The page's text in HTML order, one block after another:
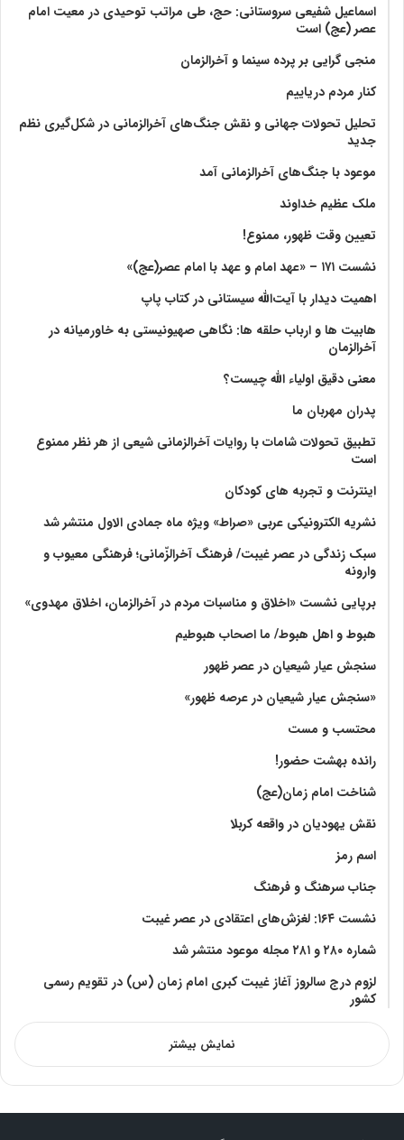
اسماعیل شفیعی سروستانی: حج، طی مراتب توحیدی در معیت امام
عصر (عج) است
منجی گرایی بر پرده سینما و آخرالزمان
کنار مردم دریاییم
تحلیل تحولات جهانی و نقش جنگ‌های آخرالزمانی در شکل‌گیری نظم
جدید
موعود با جنگ‌های آخرالزمانی آمد
ملک عظیم خداوند
تعیین وقت ظهور، ممنوع!
نشست ۱۷۱ – «عهد امام و عهد با امام عصر(عج)»
اهمیت دیدار با آیت‌الله سیستانی در کتاب پاپ
هابیت ها و ارباب حلقه ها: نگاهی صهیونیستی به خاورمیانه در
آخرالزمان
معنی دقیق اولیاء الله چیست؟
پدران مهربان ما
تطبیق تحولات شامات با روایات آخرالزمانی شیعی از هر نظر ممنوع
است
اینترنت و تجربه های کودکان
نشریه الکترونیکی عربی «صراط» ویژه ماه جمادی الاول منتشر شد
سبک زندگی در عصر غیبت/ فرهنگ آخرالزّمانی؛ فرهنگی معیوب و
وارونه
برپایی نشست «اخلاق و مناسبات مردم در آخرالزمان، اخلاق مهدوی»
هبوط و اهل هبوط/ ما اصحاب هبوطیم
سنجش عیار شیعیان در عصر ظهور
«سنجش عیار شیعیان در عرصه ظهور»
محتسب و مست
رانده بهشت‌ حضور!
شناخت امام زمان(عج)
نقش یهودیان در واقعه کربلا
اسم رمز
جناب سرهنگ و فرهنگ
نشست ۱۶۴: لغزش‌های اعتقادی در عصر غیبت
شماره ۲۸۰ و ۲۸۱ مجله موعود منتشر شد
لزوم درج سالروز آغاز غیبت کبری امام زمان (س) در تقویم رسمی
کشور
نمایش بیشتر